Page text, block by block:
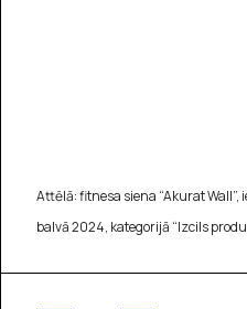
Attēlā: fitnesa siena “Akurat
balvā 2024, kategorijā “Izcils